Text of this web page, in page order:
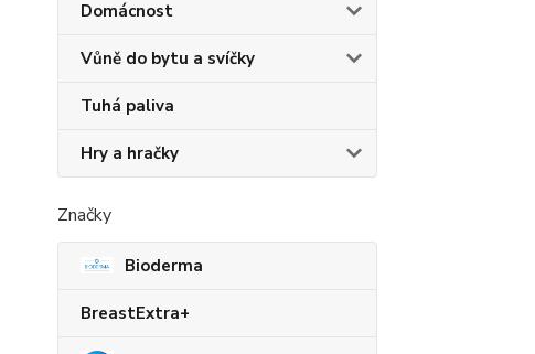
Domácnost
Vůně do bytu a svíčky
Tuhá paliva
Hry a hračky
Značky
Bioderma
BreastExtra+